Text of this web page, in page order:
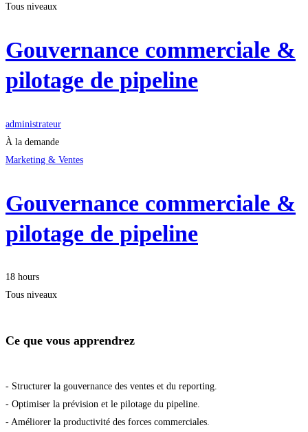
Tous niveaux
Gouvernance commerciale &
pilotage de pipeline
administrateur
À la demande
Marketing & Ventes
Gouvernance commerciale &
pilotage de pipeline
18 hours
Tous niveaux
Ce que vous apprendrez
- Structurer la gouvernance des ventes et du reporting.
- Optimiser la prévision et le pilotage du pipeline.
- Améliorer la productivité des forces commerciales.